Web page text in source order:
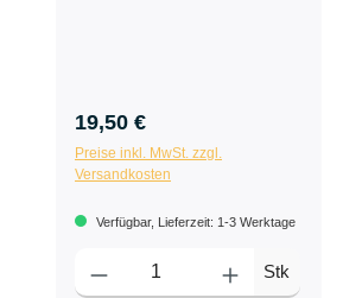
19,50 €
Preise inkl. MwSt. zzgl.
Versandkosten
Verfügbar, Lieferzeit: 1-3 Werktage
Stk